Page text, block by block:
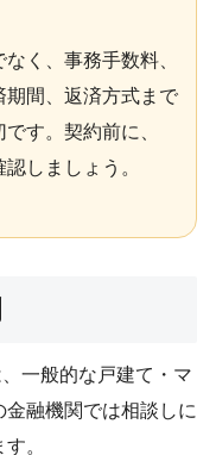
く、事務手数料、
期間、返済方式まで
す。契約前に、
しましょう。
一般的な戸建て・マ
融機関では相談しに
。